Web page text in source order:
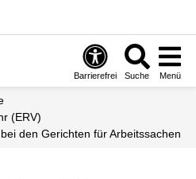
Barrierefrei Suche Menü
(ERV)
bei den Gerichten für Arbeitssachen